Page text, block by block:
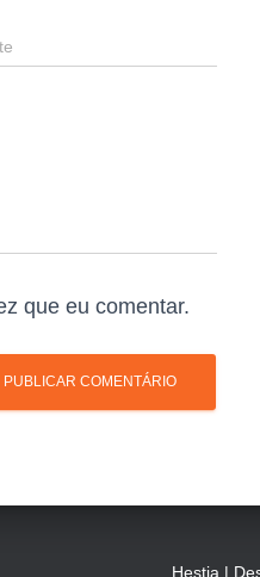
que eu comentar.
Hestia |